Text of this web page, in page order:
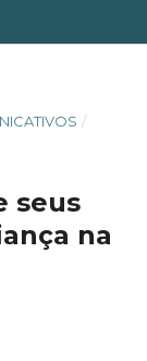
/
seus
na